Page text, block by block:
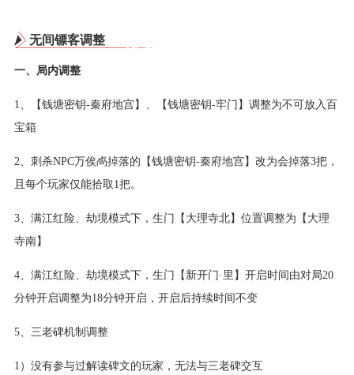
无间镖客调整
一、局内调整
1、【钱塘密钥-秦府地宫】、【钱塘密钥-牢门】调整为不可放入百
宝箱
2、刺杀NPC万俟卨掉落的【钱塘密钥-秦府地宫】改为会掉落3把，
且每个玩家仅能拾取1把。
3、满江红险、劫境模式下，生门【大理寺北】位置调整为【大理
寺南】
4、满江红险、劫境模式下，生门【新开门·里】开启时间由对局20
分钟开启调整为18分钟开启，开启后持续时间不变
5、三老碑机制调整
1）没有参与过解读碑文的玩家，无法与三老碑交互